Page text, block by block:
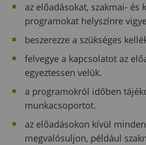
az előadásokat, szakmai- és
programokat helyszínre vigye
beszerezze a szükséges
felvegye a kapcsolatot az
egyeztessen velük.
a programokról időben
munkacsoportot.
az előadásokon kívül
megvalósuljon, például